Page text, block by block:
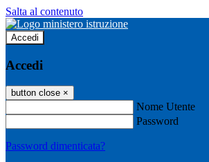
Salta al contenuto
Accedi
Accedi
button close ×
Nome Utente
Password
Password dimenticata?